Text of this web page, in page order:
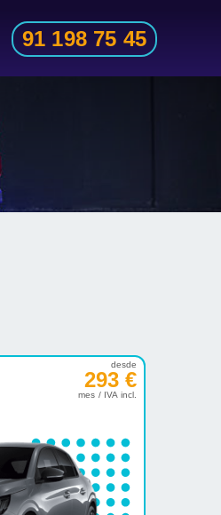
91 198 75 45
desde
293 €
mes / IVA incl.